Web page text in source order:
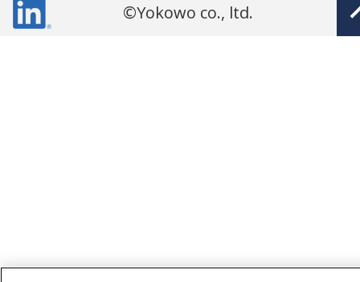
©Yokowo co., ltd.